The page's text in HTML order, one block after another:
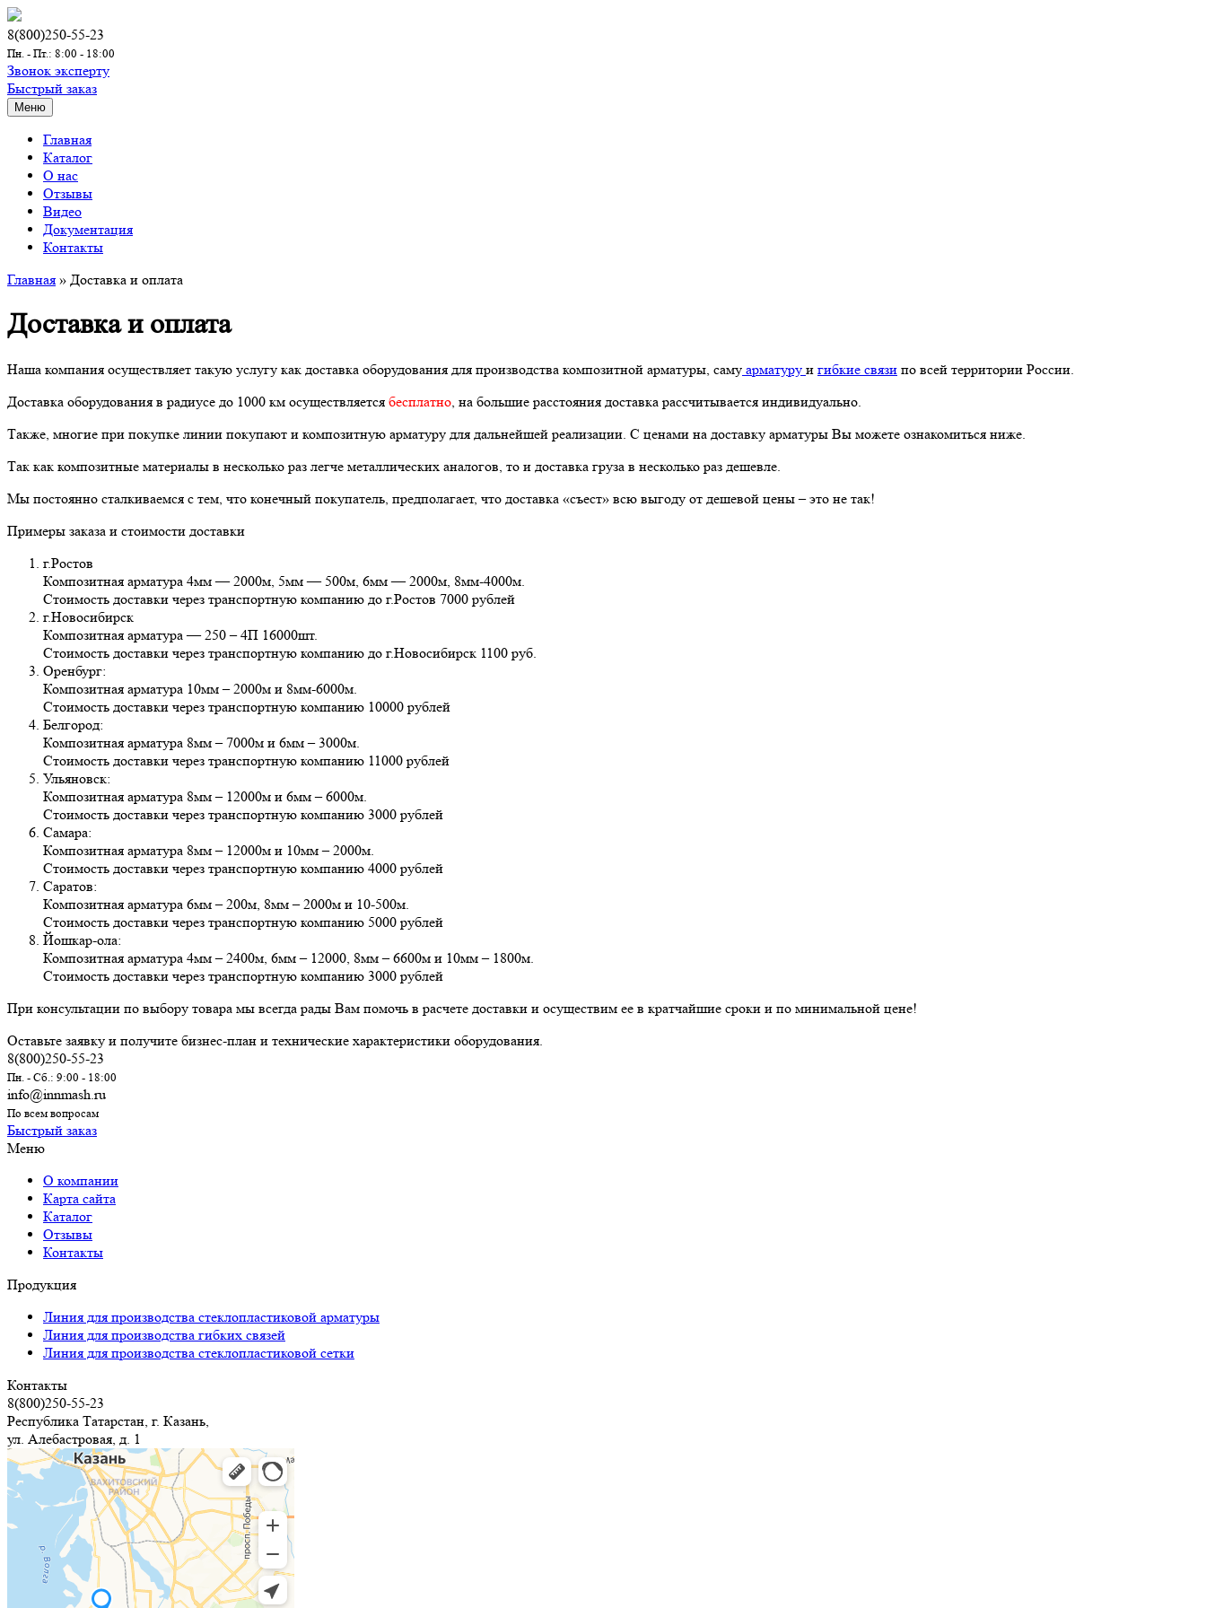
8(800)250-55-23
Пн. - Пт.: 8:00 - 18:00
Звонок эксперту
Быстрый заказ
Меню
Главная
Каталог
О нас
Отзывы
Видео
Документация
Контакты
Главная » Доставка и оплата
Доставка и оплата
Наша компания осуществляет такую услугу как доставка оборудования для производства композитной арматуры, саму арматуру и гибкие связи по всей территории России.
Доставка оборудования в радиусе до 1000 км осуществляется бесплатно, на большие расстояния доставка рассчитывается индивидуально.
Также, многие при покупке линии покупают и композитную арматуру для дальнейшей реализации. С ценами на доставку арматуры Вы можете ознакомиться ниже.
Так как композитные материалы в несколько раз легче металлических аналогов, то и доставка груза в несколько раз дешевле.
Мы постоянно сталкиваемся с тем, что конечный покупатель, предполагает, что доставка «съест» всю выгоду от дешевой цены – это не так!
Примеры заказа и стоимости доставки
г.Ростов
Композитная арматура 4мм — 2000м, 5мм — 500м, 6мм — 2000м, 8мм-4000м.
Стоимость доставки через транспортную компанию до г.Ростов 7000 рублей
г.Новосибирск
Композитная арматура — 250 – 4П 16000шт.
Стоимость доставки через транспортную компанию до г.Новосибирск 1100 руб.
Оренбург:
Композитная арматура 10мм – 2000м и 8мм-6000м.
Стоимость доставки через транспортную компанию 10000 рублей
Белгород:
Композитная арматура 8мм – 7000м и 6мм – 3000м.
Стоимость доставки через транспортную компанию 11000 рублей
Ульяновск:
Композитная арматура 8мм – 12000м и 6мм – 6000м.
Стоимость доставки через транспортную компанию 3000 рублей
Самара:
Композитная арматура 8мм – 12000м и 10мм – 2000м.
Стоимость доставки через транспортную компанию 4000 рублей
Саратов:
Композитная арматура 6мм – 200м, 8мм – 2000м и 10-500м.
Стоимость доставки через транспортную компанию 5000 рублей
Йошкар-ола:
Композитная арматура 4мм – 2400м, 6мм – 12000, 8мм – 6600м и 10мм – 1800м.
Стоимость доставки через транспортную компанию 3000 рублей
При консультации по выбору товара мы всегда рады Вам помочь в расчете доставки и осуществим ее в кратчайшие сроки и по минимальной цене!
Оставьте заявку и получите бизнес-план и технические характеристики оборудования.
8(800)250-55-23
Пн. - Сб.: 9:00 - 18:00
info@innmash.ru
По всем вопросам
Быстрый заказ
Меню
О компании
Карта сайта
Каталог
Отзывы
Контакты
Продукция
Линия для производства стеклопластиковой арматуры
Линия для производства гибких связей
Линия для производства стеклопластиковой сетки
Контакты
8(800)250-55-23
Республика Татарстан, г. Казань,
ул. Алебастровая, д. 1